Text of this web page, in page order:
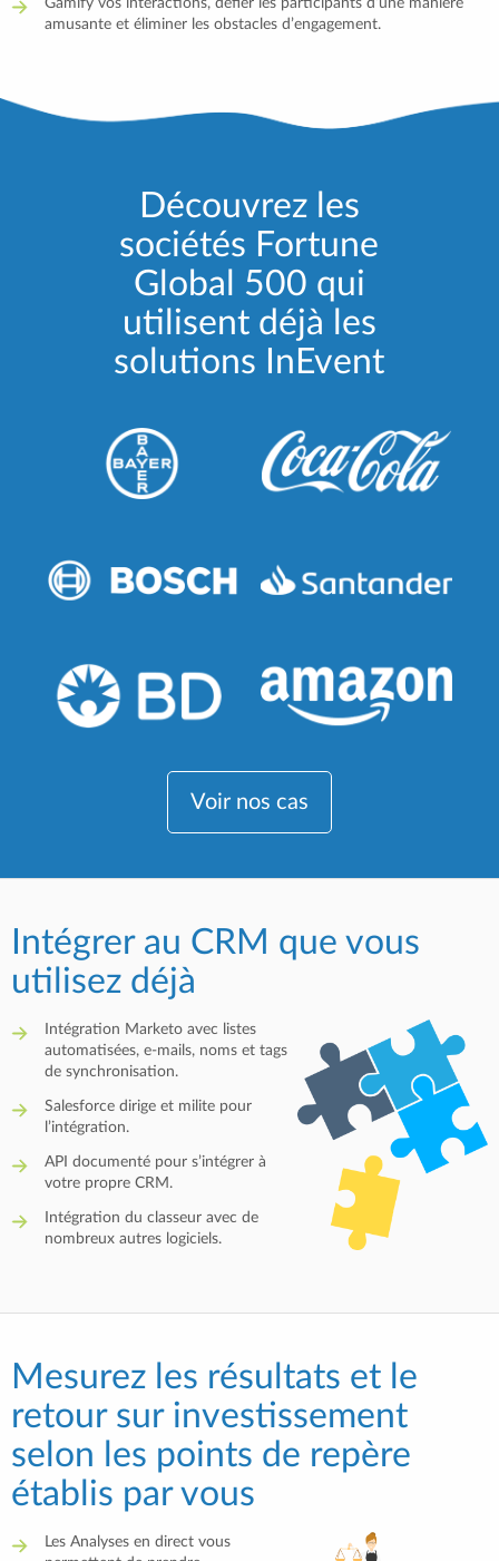
Gamify vos interactions, défier les participants d’une manière
amusante et éliminer les obstacles d’engagement.
Découvrez les
sociétés Fortune
Global 500 qui
utilisent déjà les
solutions InEvent
Voir nos cas
Intégrer au CRM que vous
utilisez déjà
Intégration Marketo avec listes
automatisées, e-mails, noms et tags
de synchronisation.
Salesforce dirige et milite pour
l’intégration.
API documenté pour s’intégrer à
votre propre CRM.
Intégration du classeur avec de
nombreux autres logiciels.
Mesurez les résultats et le
retour sur investissement
selon les points de repère
établis par vous
Les Analyses en direct vous